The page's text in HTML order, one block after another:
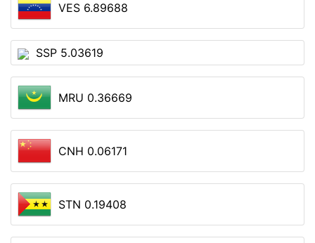
VES 6.89688
SSP 5.03619
MRU 0.36669
CNH 0.06171
STN 0.19408